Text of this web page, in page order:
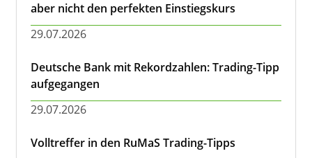
aber nicht den perfekten Einstiegskurs
29.07.2026
Deutsche Bank mit Rekordzahlen: Trading-Tipp
aufgegangen
29.07.2026
Volltreffer in den RuMaS Trading-Tipps